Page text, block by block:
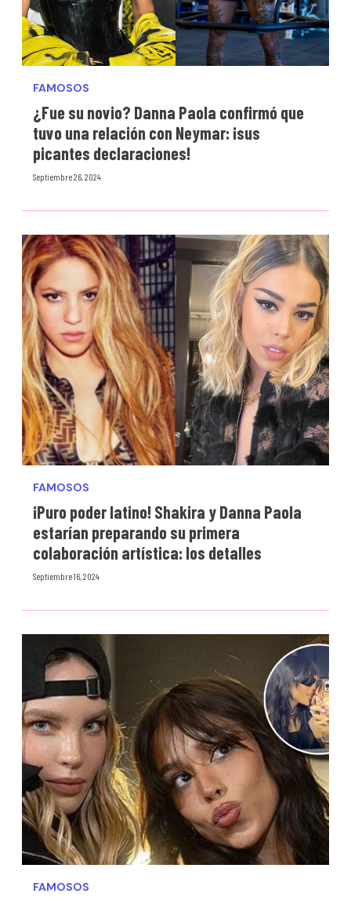
FAMOSOS
¿Fue su novio? Danna Paola confirmó que
tuvo una relación con Neymar: ¡sus
picantes declaraciones!
Septiembre 26, 2024
FAMOSOS
¡Puro poder latino! Shakira y Danna Paola
estarían preparando su primera
colaboración artística: los detalles
Septiembre 16, 2024
FAMOSOS